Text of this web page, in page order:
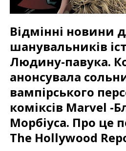
Відмінні новини
шанувальників
Людину-павука.
анонсувала
вампірського
коміксів Marvel -
Морбіуса. Про це
The Hollywood